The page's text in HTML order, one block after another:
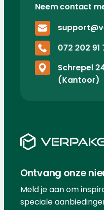
Neem contact
072 202 91
Schrepel
(Kantoor)
Ontvang onze
Meld je aan om
speciale